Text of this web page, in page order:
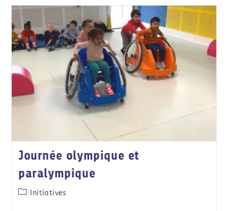
Journée olympique et
paralympique
Initiatives